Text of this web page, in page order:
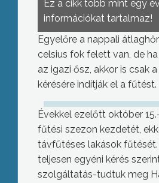
Ez a cikk több mint egy
információkat tartalmaz!
Egyelőre a nappali
celsius fok felett van, de
az igazi ősz, akkor is csak
kérésére indítják el a fűtést.
Évekkel ezelőtt október
fűtési szezon kezdetét,
távfűtéses lakások
teljesen egyéni kérés
szolgáltatás-tudtuk meg